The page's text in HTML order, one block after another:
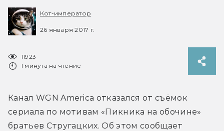
Кот-император
26 января 2017 г.
11923
1 минута на чтение
Канал WGN America отказался от съёмок
сериала по мотивам «Пикника на обочине»
братьев Стругацких. Об этом сообщает